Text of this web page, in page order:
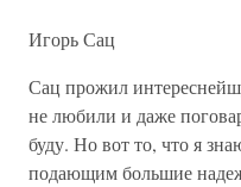
Игорь Сац
Сац прожил
не любили и даже
буду. Но вот то, что я
подающим большие